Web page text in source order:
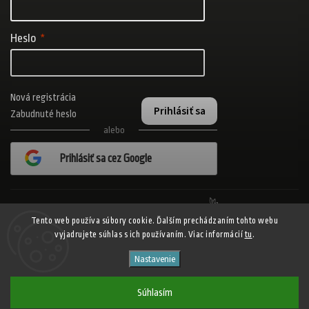
Tento web používa súbory cookie. Ďalším prechádzaním tohto webu
vyjadrujete súhlas s ich používaním. Viac informácií tu .
Nastavenie
Súhlasím
Heslo
Prihlásiť sa
Nová registrácia
Zabudnuté heslo
alebo
Prihlásiť sa cez Google
ADISPORT.sk - adidas online športový obchod
práva vyhradené.